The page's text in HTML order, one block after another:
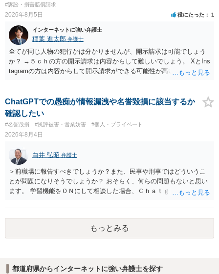
#訴訟・損害賠償請求
2026年8月5日 役にたった 1
インターネットに強い弁護士
稲葉 進太郎 弁護士
全てが同じ人物の犯行かは分かりませんが、開示請求は可能でしょう
か？ →５ｃｈの方の開示請求は内容からして難しいでしょう。 XとIns
tagramの方は内容からして開示請求ができる可能性が高いでしょう。
いでしょう。７月中にアカウントが削除されている場合、今から進め
ても失敗する可能性が高いように思われます。 相手を特定できた場
合、相手に全ての弁護士費用を負担させることは可能でしょうか？ →
訴訟外の交渉で相手方が認めれば負担させることができるでしょう。
訴訟で判決となった場合は、実際の弁護士費用が認められる場合と認
められない場合があり何ともいえないところでしょう。
ChatGPTでの愚痴が情報漏洩や名誉毀損に該当するか
確認したい
#名誉毀損 #風評被害・営業妨害 #個人・プライベート
2026年8月4日
白井 弘昭 弁護士
＞前職場に報告すべきでしょうか？また、民事や刑事ではどういうこ
とが問題になりそうでしょうか？ おそらく、何らの問題もないと思い
ます。 学習機能をＯＮにして相談した場合、Ｃｈａｔｇｐｔがｏｐｅ
する可能性がありますが、個人名や会社名を特定していない限り、一
般論として抽象化されて回答に織り込まれる可能性が生じるにすぎま
せんので、その情報自体が、秘密情報に当たるとは思えませんし、名
誉棄損として、個人や会社に対する誹謗中傷の不特定多数への公開に
をせずに書き込んだことで（おそらく特定して書き込んだとして
もっとみる
都道府県からインターネットに強い弁護士を探す